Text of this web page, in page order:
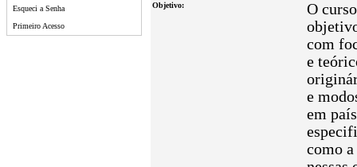
Esqueci a Senha
Primeiro Acesso
Objetivo:
O
com
e
e
em
como